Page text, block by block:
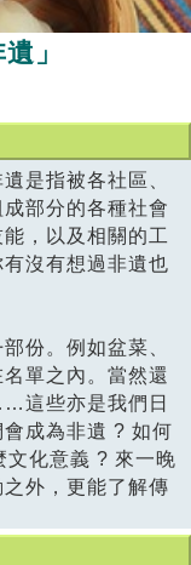
」
是指被各社區、
部分的各種社會
，以及相關的工
沒有想過非遺也
份。例如盆菜、
單之內。當然還
這些亦是我們日
成為非遺 ? 如何
文化意義 ? 來一晚
之外，更能了解傳